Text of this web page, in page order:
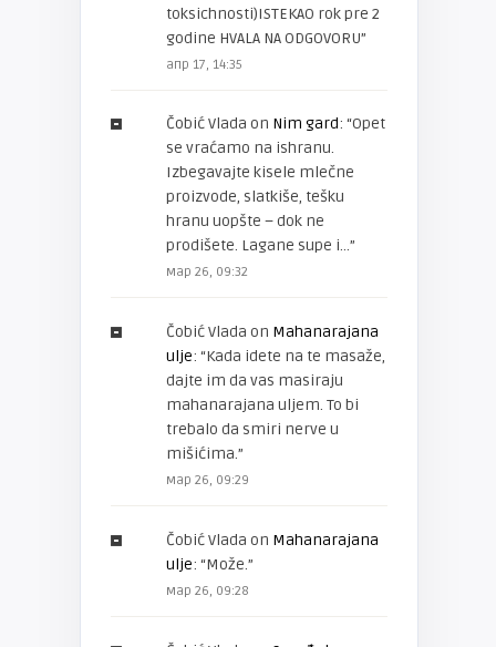
toksichnosti)ISTEKAO rok pre 2
godine HVALA NA ODGOVORU”
апр 17, 14:35
Čobić Vlada on Nim gard: “Opet
se vraćamo na ishranu.
Izbegavajte kisele mlečne
proizvode, slatkiše, tešku
hranu uopšte – dok ne
prodišete. Lagane supe i…”
мар 26, 09:32
Čobić Vlada on Mahanarajana
ulje: “Kada idete na te masaže,
dajte im da vas masiraju
mahanarajana uljem. To bi
trebalo da smiri nerve u
mišićima.”
мар 26, 09:29
Čobić Vlada on Mahanarajana
ulje: “Može.”
мар 26, 09:28